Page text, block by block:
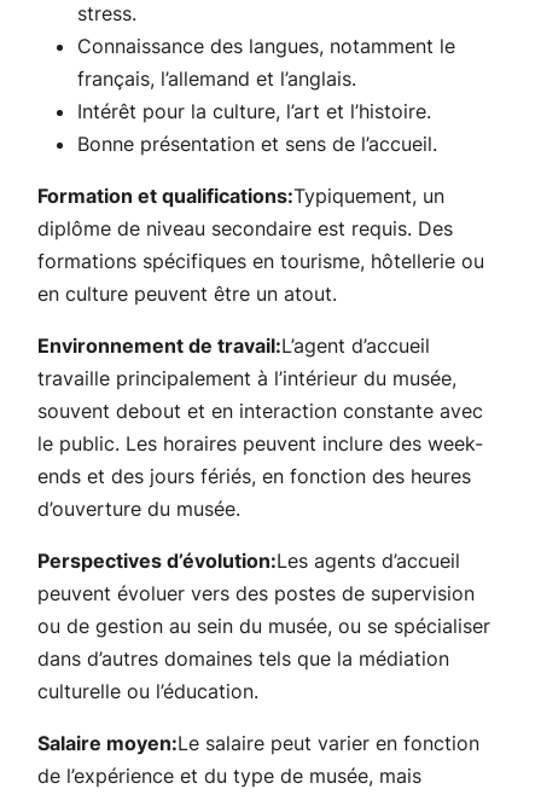
stress.
Connaissance des langues, notamment le
français, l’allemand et l’anglais.
Intérêt pour la culture, l’art et l’histoire.
Bonne présentation et sens de l’accueil.
Formation et qualifications:Typiquement, un
diplôme de niveau secondaire est requis. Des
formations spécifiques en tourisme, hôtellerie ou
en culture peuvent être un atout.
Environnement de travail:L’agent d’accueil
travaille principalement à l’intérieur du musée,
souvent debout et en interaction constante avec
le public. Les horaires peuvent inclure des week-
ends et des jours fériés, en fonction des heures
d’ouverture du musée.
Perspectives d’évolution:Les agents d’accueil
peuvent évoluer vers des postes de supervision
ou de gestion au sein du musée, ou se spécialiser
dans d’autres domaines tels que la médiation
culturelle ou l’éducation.
Salaire moyen:Le salaire peut varier en fonction
de l’expérience et du type de musée, mais